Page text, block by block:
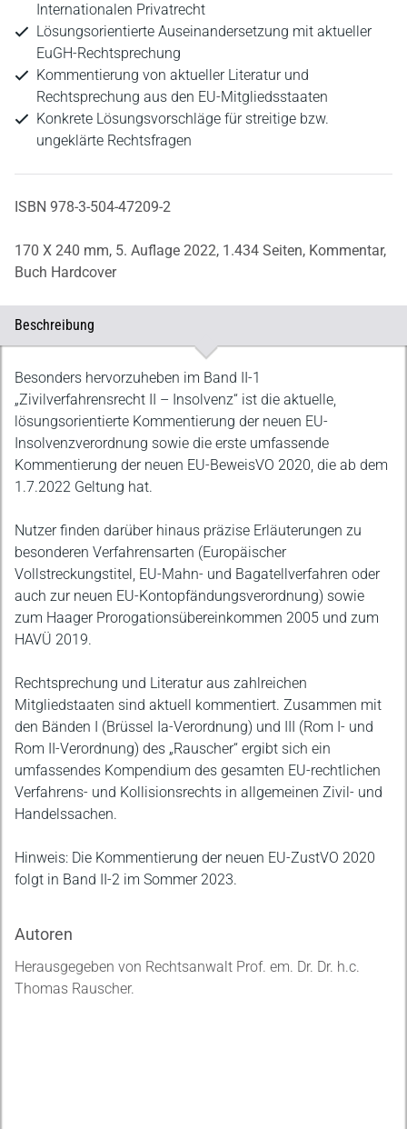
Internationalen Privatrecht
Lösungsorientierte Auseinandersetzung mit aktueller
EuGH-Rechtsprechung
Kommentierung von aktueller Literatur und
Rechtsprechung aus den EU-Mitgliedsstaaten
Konkrete Lösungsvorschläge für streitige bzw.
ungeklärte Rechtsfragen
ISBN 978-3-504-47209-2
170 X 240 mm, 5. Auflage 2022, 1.434 Seiten, Kommentar,
Buch Hardcover
Beschreibung
Beschreibung
Besonders hervorzuheben im Band II-1
„Zivilverfahrensrecht II – Insolvenz“ ist die aktuelle,
lösungsorientierte Kommentierung der neuen EU-
Insolvenzverordnung sowie die erste umfassende
Kommentierung der neuen EU-BeweisVO 2020, die ab dem
1.7.2022 Geltung hat.
Nutzer finden darüber hinaus präzise Erläuterungen zu
besonderen Verfahrensarten (Europäischer
Vollstreckungstitel, EU-Mahn- und Bagatellverfahren oder
auch zur neuen EU-Kontopfändungsverordnung) sowie
zum Haager Prorogationsübereinkommen 2005 und zum
HAVÜ 2019.
Rechtsprechung und Literatur aus zahlreichen
Mitgliedstaaten sind aktuell kommentiert. Zusammen mit
den Bänden I (Brüssel Ia-Verordnung) und III (Rom I- und
Rom II-Verordnung) des „Rauscher“ ergibt sich ein
umfassendes Kompendium des gesamten EU-rechtlichen
Verfahrens- und Kollisionsrechts in allgemeinen Zivil- und
Handelssachen.
Hinweis: Die Kommentierung der neuen EU-ZustVO 2020
folgt in Band II-2 im Sommer 2023.
Autoren
Herausgegeben von Rechtsanwalt Prof. em. Dr. Dr. h.c.
Thomas Rauscher.